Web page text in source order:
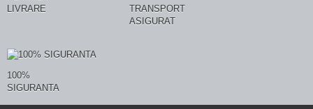
LIVRARE
TRANSPORT
ASIGURAT
100%
SIGURANTA